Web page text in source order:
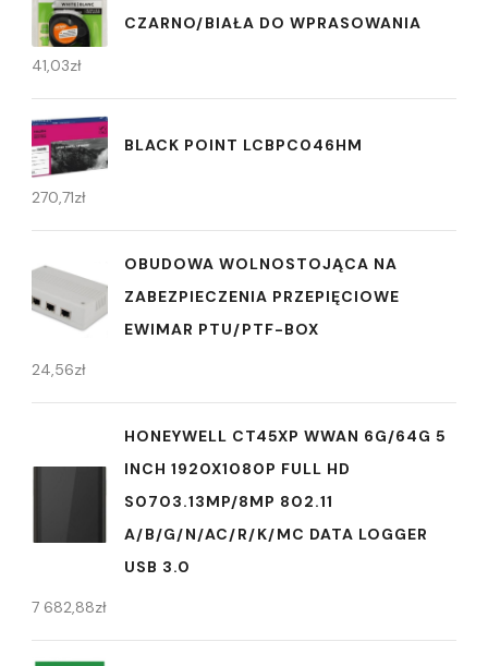
CZARNO/BIAŁA DO WPRASOWANIA
41,03zł
BLACK POINT LCBPC046HM
270,71zł
OBUDOWA WOLNOSTOJĄCA NA
ZABEZPIECZENIA PRZEPIĘCIOWE
EWIMAR PTU/PTF-BOX
24,56zł
HONEYWELL CT45XP WWAN 6G/64G 5
INCH 1920X1080P FULL HD
S0703.13MP/8MP 802.11
A/B/G/N/AC/R/K/MC DATA LOGGER
USB 3.0
7 682,88zł